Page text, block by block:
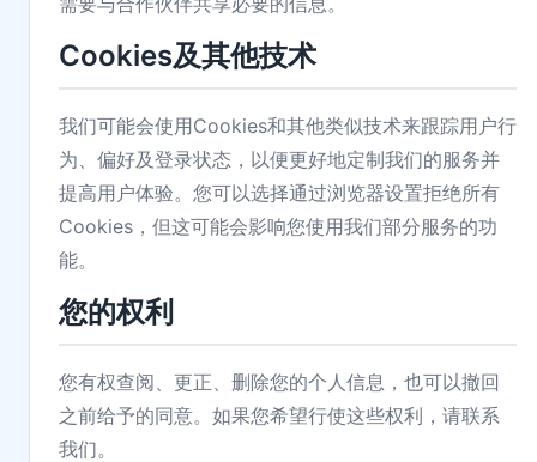
Cookies及其他技术
我们可能会使用Cookies和其他类似技术来跟踪用户行
为、偏好及登录状态，以便更好地定制我们的服务并
提高用户体验。您可以选择通过浏览器设置拒绝所有
Cookies，但这可能会影响您使用我们部分服务的功
能。
您的权利
您有权查阅、更正、删除您的个人信息，也可以撤回
之前给予的同意。如果您希望行使这些权利，请联系
我们。